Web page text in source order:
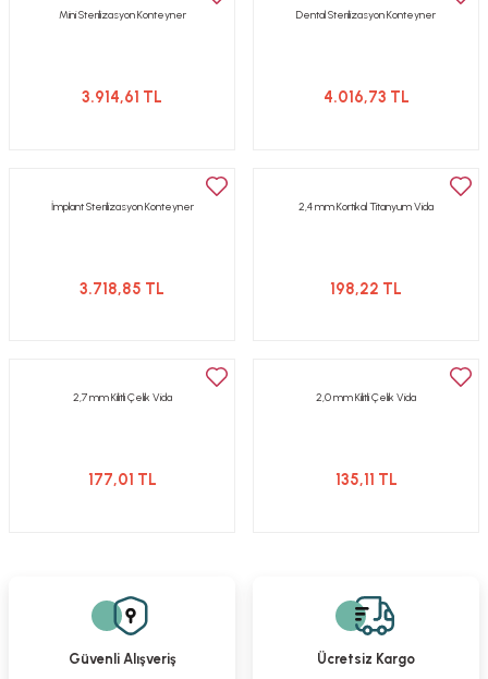
Mini Sterilizasyon Konteyner
3.914,61 TL
Dental Sterilizasyon Konteyner
4.016,73 TL
İmplant Sterilizasyon Konteyner
3.718,85 TL
2,4 mm Kortikal Titanyum Vida
198,22 TL
2,7 mm Kilitli Çelik Vida
177,01 TL
2,0 mm Kilitli Çelik Vida
135,11 TL
Güvenli Alışveriş Ücretsiz Kargo